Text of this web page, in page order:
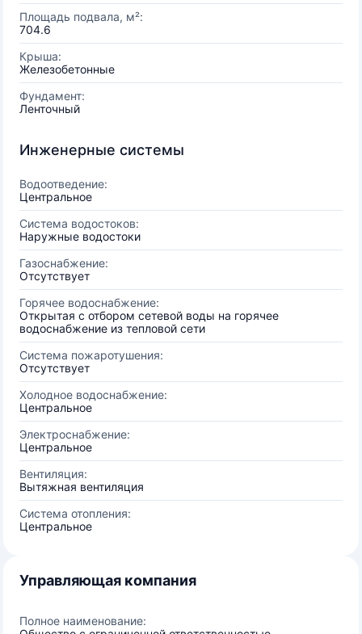
Площадь подвала, м²:
704.6
Крыша:
Железобетонные
Фундамент:
Ленточный
Инженерные системы
Водоотведение:
Центральное
Система водостоков:
Наружные водостоки
Газоснабжение:
Отсутствует
Горячее водоснабжение:
Открытая с отбором сетевой воды на горячее
водоснабжение из тепловой сети
Система пожаротушения:
Отсутствует
Холодное водоснабжение:
Центральное
Электроснабжение:
Центральное
Вентиляция:
Вытяжная вентиляция
Система отопления:
Центральное
Управляющая компания
Полное наименование: